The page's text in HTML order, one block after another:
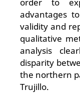
advantages
validity and
qualitative
analysis
disparity
the northern
Trujillo.